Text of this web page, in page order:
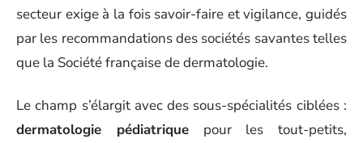
secteur exige à la fois savoir-faire et vigilance, guidés
par les recommandations des sociétés savantes telles
que la Société française de dermatologie.
Le champ s’élargit avec des sous-spécialités ciblées :
dermatologie pédiatriquepour les tout-petits,